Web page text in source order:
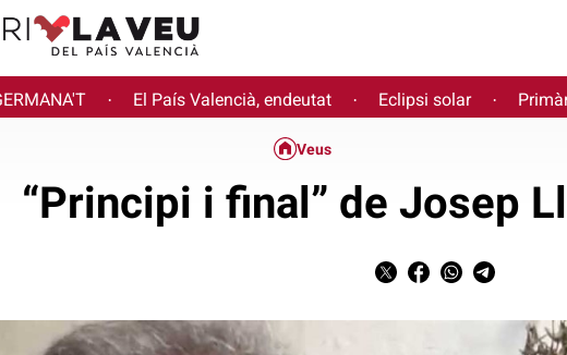
· El País Valencià, endeutat · Eclipsi solar ·
Veus
“Principi i final” de Josep